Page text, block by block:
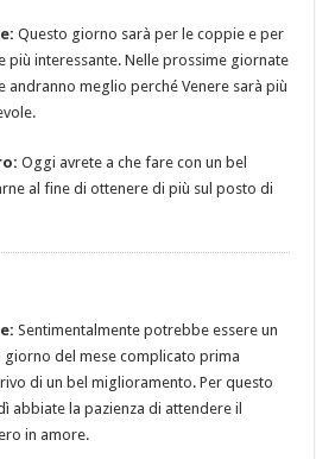
Questo giorno sarà per le coppie e per
più interessante. Nelle prossime giornate
andranno meglio perché Venere sarà più
Oggi avrete a che fare con un bel
al fine di ottenere di più sul posto di
Sentimentalmente potrebbe essere un
giorno del mese complicato prima
di un bel miglioramento. Per questo
abbiate la pazienza di attendere il
in amore.